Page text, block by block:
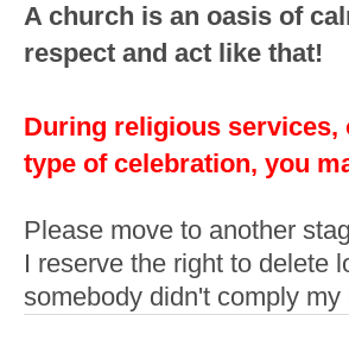
A church is an oasis of
respect and act like that!
During religious
type of celebration, you
Please move to another
I reserve the right to delete
somebody didn't comply